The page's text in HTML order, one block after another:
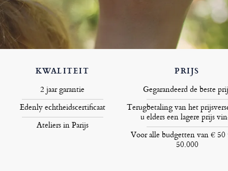
KWALITEIT
2 jaar garantie
Edenly echtheidscertificaat
Ateliers in Parijs
PRIJS
Gegarandeerd de beste
Terugbetaling van het
u elders een lagere prijs
Voor alle budgetten van €
50.000